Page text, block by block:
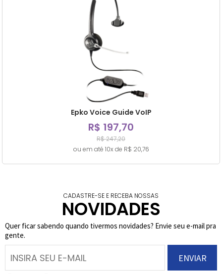
Epko Voice Guide VoIP
R$ 197,70
R$ 247,20
ou em até 10x de R$ 20,76
CADASTRE-SE E RECEBA NOSSAS
NOVIDADES
Quer ficar sabendo quando tivermos novidades? Envie seu e-mail pra
gente.
ENVIAR